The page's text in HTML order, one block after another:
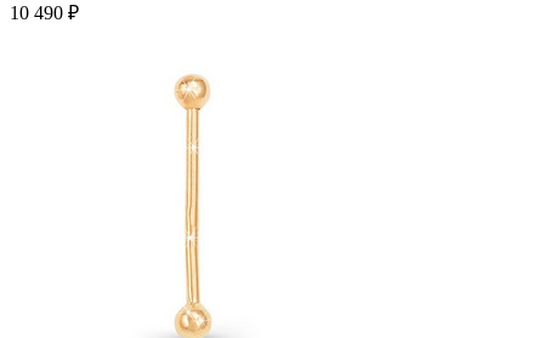
10 490 ₽